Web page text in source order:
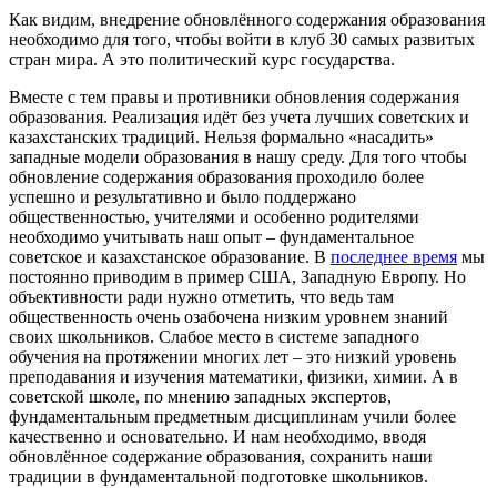
Как видим, внедрение обновлённого содержания образования
необходимо для того, чтобы войти в клуб 30 самых развитых
стран мира. А это политический курс государства.
Вместе с тем правы и противники обновления содержания
образования. Реализация идёт без учета лучших советских и
казахстанских традиций. Нельзя формально «насадить»
западные модели образования в нашу среду. Для того чтобы
обновление содержания образования проходило более
успешно и результативно и было поддержано
общественностью, учителями и особенно родителями
необходимо учитывать наш опыт – фундаментальное
советское и казахстанское образование. В последнее время мы
постоянно приводим в пример США, Западную Европу. Но
объективности ради нужно отметить, что ведь там
общественность очень озабочена низким уровнем знаний
своих школьников. Слабое место в системе западного
обучения на протяжении многих лет – это низкий уровень
преподавания и изучения математики, физики, химии. А в
советской школе, по мнению западных экспертов,
фундаментальным предметным дисциплинам учили более
качественно и основательно. И нам необходимо, вводя
обновлённое содержание образования, сохранить наши
традиции в фундаментальной подготовке школьников.